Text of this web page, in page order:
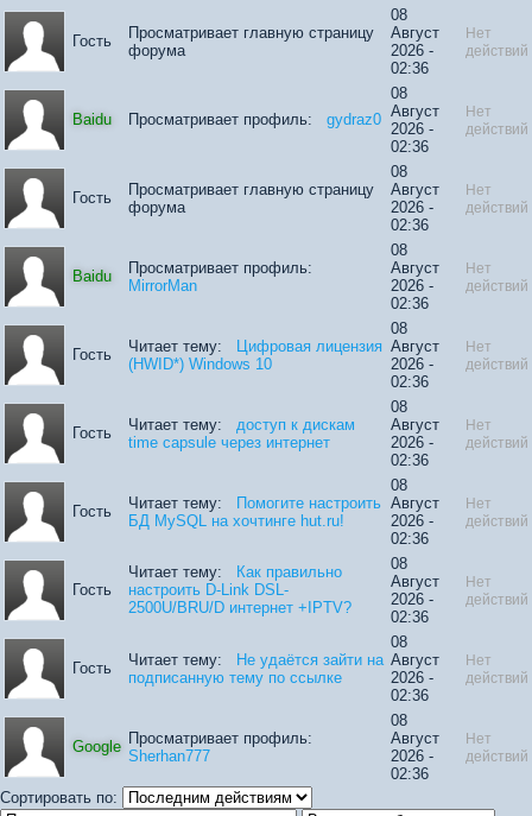
Гость
Просматривает главную страницу
форума
08
Август
2026 -
02:36
Нет
действий
Baidu Просматривает профиль: gydraz0
08
Август
2026 -
02:36
Нет
действий
Гость
Просматривает главную страницу
форума
08
Август
2026 -
02:36
Нет
действий
Baidu
Просматривает профиль:
MirrorMan
08
Август
2026 -
02:36
Нет
действий
Гость Читает тему:
Цифровая лицензия
(HWID*) Windows 10
08
Август
2026 -
02:36
Нет
действий
Гость Читает тему: доступ к дискам
time capsule через интернет
08
Август
2026 -
02:36
Нет
действий
Гость Читает тему:
Помогите настроить
БД MySQL на хочтинге hut.ru!
08
Август
2026 -
02:36
Нет
действий
Гость
Читает тему:
Как правильно
настроить D-Link DSL-
2500U/BRU/D интернет +IPTV?
08
Август
2026 -
02:36
Нет
действий
Гость Читает тему:
Не удаётся зайти на
подписанную тему по ссылке
08
Август
2026 -
02:36
Нет
действий
Google Просматривает профиль:
Sherhan777
08
Август
2026 -
02:36
Нет
действий
Сортировать по: